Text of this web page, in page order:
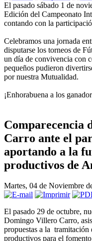
El pasado sábado 1 de
Edición del Campeonato
contando con la
Celebramos una jornada
disputarse los torneos de
un día de convivencia con
pequeños pudieron
por nuestra Mutualidad.
¡Enhorabuena a los
Comparecencia
Carro ante el
aportando a la
productivos de
Martes, 04 de Noviembre
El pasado 29 de octubre,
Domingo Villero Carro,
propuestas a la tramitación
productivos para el